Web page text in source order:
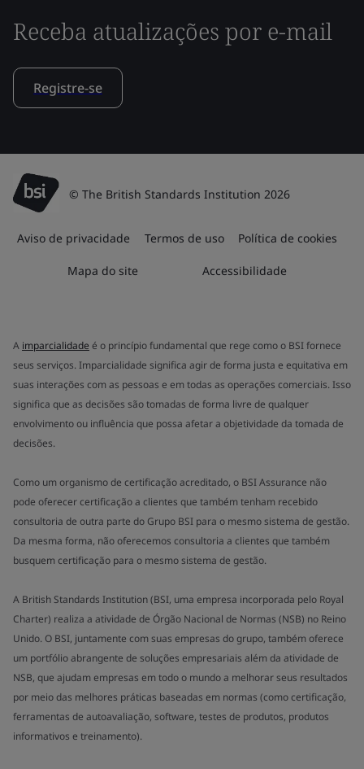
Receba atualizações por e-mail
Registre-se
© The British Standards Institution 2026
Aviso de privacidade Termos de uso Política de cookies
Mapa do site Accessibilidade
A imparcialidade é o princípio fundamental que rege como o BSI fornece
seus serviços. Imparcialidade significa agir de forma justa e equitativa em
suas interações com as pessoas e em todas as operações comerciais. Isso
significa que as decisões são tomadas de forma livre de qualquer
envolvimento ou influência que possa afetar a objetividade da tomada de
decisões.
Como um organismo de certificação acreditado, o BSI Assurance não
pode oferecer certificação a clientes que também tenham recebido
consultoria de outra parte do Grupo BSI para o mesmo sistema de gestão.
Da mesma forma, não oferecemos consultoria a clientes que também
busquem certificação para o mesmo sistema de gestão.
A British Standards Institution (BSI, uma empresa incorporada pelo Royal
Charter) realiza a atividade de Órgão Nacional de Normas (NSB) no Reino
Unido. O BSI, juntamente com suas empresas do grupo, também oferece
um portfólio abrangente de soluções empresariais além da atividade de
NSB, que ajudam empresas em todo o mundo a melhorar seus resultados
por meio das melhores práticas baseadas em normas (como certificação,
ferramentas de autoavaliação, software, testes de produtos, produtos
informativos e treinamento).